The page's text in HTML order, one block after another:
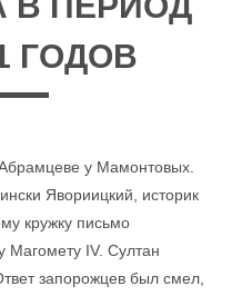
ГОДОВ
у Мамонтовых.
Явориицкий, историк
кружку письмо
Магомету IV. Султан
запорожцев был смел,